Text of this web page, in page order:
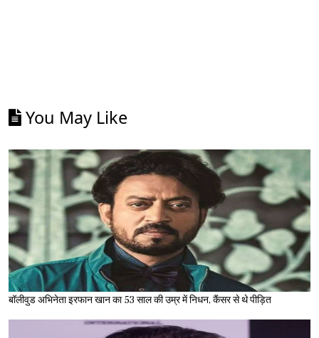
You May Like
बॉलीवुड अभिनेता इरफान खान का 53 साल की उम्र में निधन, कैंसर से थे पीड़ित